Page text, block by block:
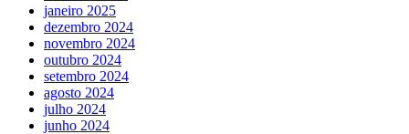
janeiro 2025
dezembro 2024
novembro 2024
outubro 2024
setembro 2024
agosto 2024
julho 2024
junho 2024